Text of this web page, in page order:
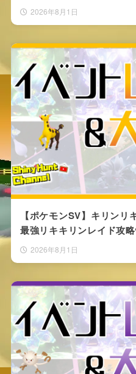
2026年8月1日
【ポケモンSV】キリンリ
最強リキキリンレイド攻
2026年8月1日